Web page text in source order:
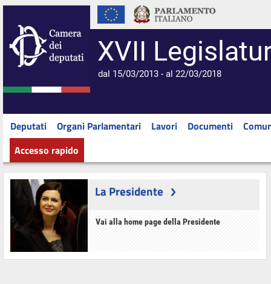
XVII
dal 15/03/2013 - al 22/03/2018
Deputati Organi Parlamentari Lavori Documenti
Accesso rapido
La Presidente
Vai alla home page della Presidente